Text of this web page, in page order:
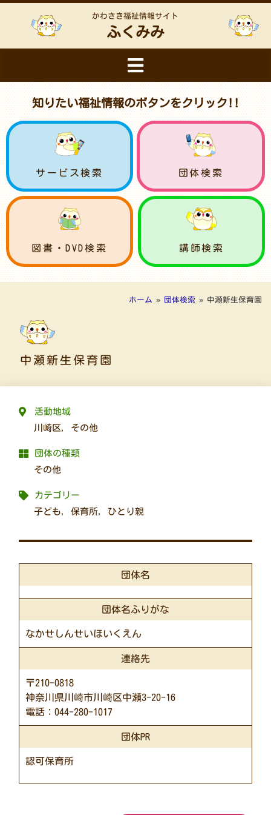
かわさき福祉情報サイト
ふくみみ
知りたい福祉情報のボタンをクリック!!
サービス検索 団体検索
図書・DVD検索 講師検索
ホーム » 団体検索 » 中瀬新生保育園
中瀬新生保育園
活動地域
川崎区, その他
団体の種類
その他
カテゴリー
子ども,保育所, ひとり親
団体名
団体名ふりがな
なかせしんせいほいくえん
連絡先
〒210-0818
神奈川県川崎市川崎区中瀬3-20-16
電話：044-280-1017
団体PR
認可保育所